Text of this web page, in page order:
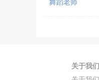
舞蹈老师
关于我们